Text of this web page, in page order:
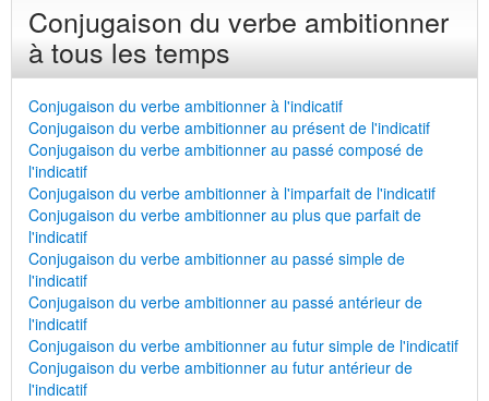
Conjugaison du verbe ambitionner
à tous les temps
Conjugaison du verbe ambitionner à l'indicatif
Conjugaison du verbe ambitionner au présent de l'indicatif
Conjugaison du verbe ambitionner au passé composé de
l'indicatif
Conjugaison du verbe ambitionner à l'imparfait de l'indicatif
Conjugaison du verbe ambitionner au plus que parfait de
l'indicatif
Conjugaison du verbe ambitionner au passé simple de
l'indicatif
Conjugaison du verbe ambitionner au passé antérieur de
l'indicatif
Conjugaison du verbe ambitionner au futur simple de l'indicatif
Conjugaison du verbe ambitionner au futur antérieur de
l'indicatif